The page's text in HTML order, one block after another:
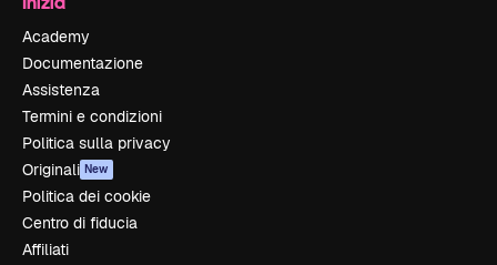
Academy
Documentazione
Assistenza
Termini e condizioni
Politica sulla privacy
Originali New
Politica dei cookie
Centro di fiducia
Affiliati